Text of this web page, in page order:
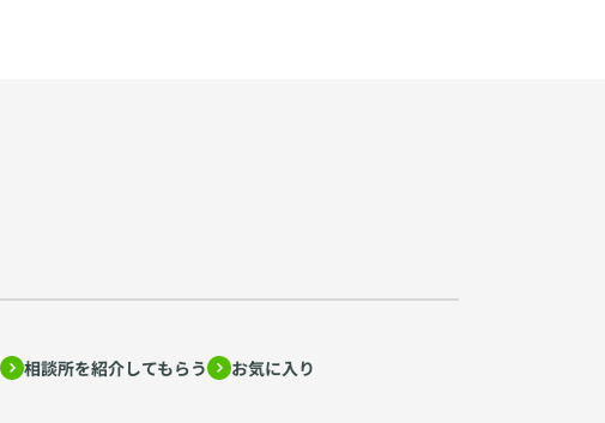
相談所を紹介してもらう お気に入り